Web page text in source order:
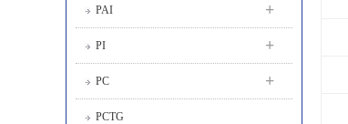
PAI +
PI +
PC +
PCTG